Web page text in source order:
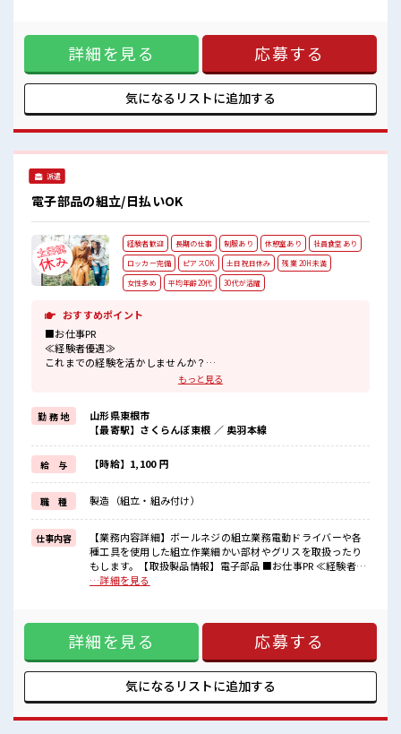
職場にはロッカー完備！
私物の置きすぎには注意が必要ですね★
残業は月20時間以上あります♪ ≪髪色自由で自分らしく働く
≫ 明るすぎたり奇抜でなければ基本的に自由！ (規定有)≪ラ
クラク制服アリ≫ 制服があるので、 毎日の服装の悩み解消♪
≪未経験OKの仕事≫ 新しいことにチャレンジするのは不安だ
けど、 しっかり働く環境が整っています！ イチからスキル
UP・ステップUP目指していきましょう！ ≪様々なお仕事を
す！ ■職場の雰囲気 明るすぎたり奇抜過ぎなければヘアカラ
ーOK！ 一息つける休憩スペースもあります！ 職場にはロッ
詳細を見る 応募する
気になるリストに追加する
派遣
電子部品の組立/日払いOK
経験者歓迎 長期の仕事 制服あり 休憩室あり
社員食堂あり
ロッカー完備
ピアスOK 土日祝日休み
残業 20H未満
女性多め
平均年齢20代 30代が活躍
おすすめポイント
■お仕事PR
≪経験者優遇≫
これまでの経験を活かしませんか？
≪女性も仕事をしやすい職場≫
もちろん男性の応募も歓迎！
≪ちょっとの残業で収入アップ≫
残業は月20時間未満で、
ほどよく稼げます♪
≪土日祝休のお仕事≫
家族や友人と一緒にプライベート満喫！
制服があると毎日の服選びに悩まずOK♪
≪収入アップを目指せる≫
高時給だらけの派遣のお仕事です！
■職場の雰囲気
女性も活躍しやすい雰囲気の職場です！
のんびりスマホチェック♪
もっと見る
勤 務 地
山形県東根市
【最寄駅】さくらんぼ東根 ／ 奥羽本線
給 与 【時給】1,100 円
職 種 製造（組立・組み付け）
仕事内容
【業務内容詳細】ボールネジの組立業務電動ドライバーや各
種工具を使用した組立作業細かい部材やグリスを取扱ったり
もします。【取扱製品情報】電子部品 ■お仕事PR ≪経験者優
遇≫ これまでの経験を活かしませんか？ ブランクがあっても
の残業で収入アップ≫ 残業は月20時間未満で、 ほどよく稼げ
ます♪ ≪土日祝休のお仕事≫ 家族や友人と一緒にプライベー
ト満喫！ 制服があると毎日の服選びに悩まずOK♪ ≪収入ア
ップを目指せる≫ 高時給だらけの派遣のお仕事です！ ■職場
の雰囲気 女性も活躍しやすい雰囲気の職場です！ 20代活躍中
のフレッシュな職場です☆ 休憩室で自分タイム！ のんびりス
…詳細を見る
詳細を見る 応募する
気になるリストに追加する